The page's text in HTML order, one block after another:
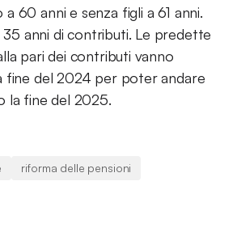
60 anni e senza figli a 61 anni.
anni di contributi. Le predette
pari dei contributi vanno
fine del 2024 per poter andare
la fine del 2025.
riforma delle pensioni